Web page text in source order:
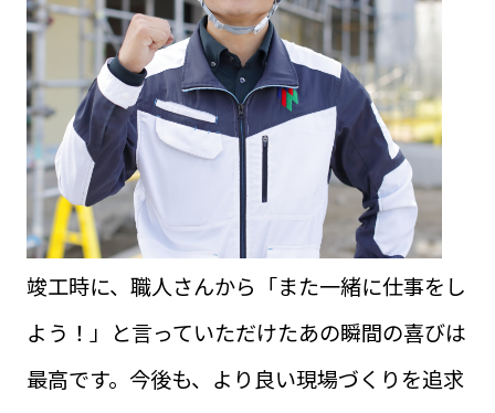
竣工時に、職人さんから「また一緒に仕事をし
よう！」と言っていただけたあの瞬間の喜びは
最高です。今後も、より良い現場づくりを追求